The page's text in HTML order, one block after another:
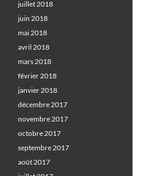
juillet 2018
juin 2018
mai 2018
avril 2018
mars 2018
février 2018
janvier 2018
décembre 2017
novembre 2017
octobre 2017
septembre 2017
août 2017